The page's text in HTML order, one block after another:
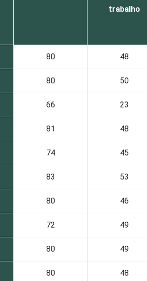
trabalho
80 48
80 50
66 23
81 48
74 45
83 53
80 46
72 49
80 49
80 48